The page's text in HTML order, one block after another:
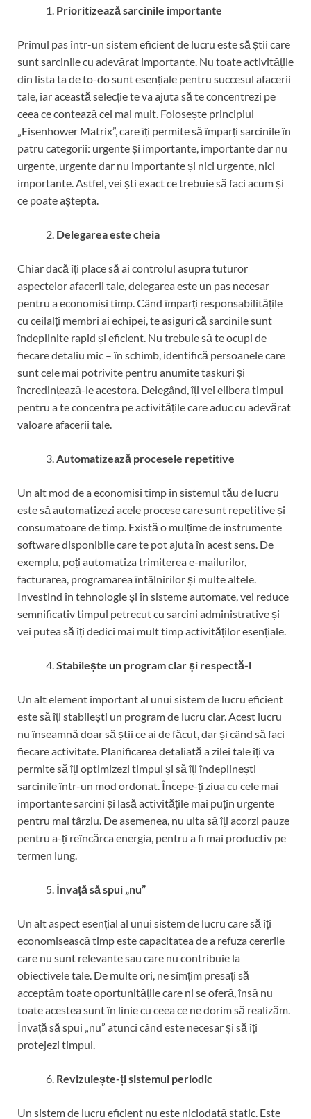
Prioritizează sarcinile importante
Primul pas într-un sistem eficient de lucru este să știi care
sunt sarcinile cu adevărat importante. Nu toate activitățile
din lista ta de to-do sunt esențiale pentru succesul afacerii
tale, iar această selecție te va ajuta să te concentrezi pe
ceea ce contează cel mai mult. Folosește principiul
„Eisenhower Matrix”, care îți permite să împarți sarcinile în
patru categorii: urgente și importante, importante dar nu
urgente, urgente dar nu importante și nici urgente, nici
importante. Astfel, vei ști exact ce trebuie să faci acum și
ce poate aștepta.
Delegarea este cheia
Chiar dacă îți place să ai controlul asupra tuturor
aspectelor afacerii tale, delegarea este un pas necesar
pentru a economisi timp. Când împarți responsabilitățile
cu ceilalți membri ai echipei, te asiguri că sarcinile sunt
îndeplinite rapid și eficient. Nu trebuie să te ocupi de
fiecare detaliu mic – în schimb, identifică persoanele care
sunt cele mai potrivite pentru anumite taskuri și
încredințează-le acestora. Delegând, îți vei elibera timpul
pentru a te concentra pe activitățile care aduc cu adevărat
valoare afacerii tale.
Automatizează procesele repetitive
Un alt mod de a economisi timp în sistemul tău de lucru
este să automatizezi acele procese care sunt repetitive și
consumatoare de timp. Există o mulțime de instrumente
software disponibile care te pot ajuta în acest sens. De
exemplu, poți automatiza trimiterea e-mailurilor,
facturarea, programarea întâlnirilor și multe altele.
Investind în tehnologie și în sisteme automate, vei reduce
semnificativ timpul petrecut cu sarcini administrative și
vei putea să îți dedici mai mult timp activităților esențiale.
Stabilește un program clar și respectă-l
Un alt element important al unui sistem de lucru eficient
este să îți stabilești un program de lucru clar. Acest lucru
nu înseamnă doar să știi ce ai de făcut, dar și când să faci
fiecare activitate. Planificarea detaliată a zilei tale îți va
permite să îți optimizezi timpul și să îți îndeplinești
sarcinile într-un mod ordonat. Începe-ți ziua cu cele mai
importante sarcini și lasă activitățile mai puțin urgente
pentru mai târziu. De asemenea, nu uita să îți acorzi pauze
pentru a-ți reîncărca energia, pentru a fi mai productiv pe
termen lung.
Învață să spui „nu”
Un alt aspect esențial al unui sistem de lucru care să îți
economisească timp este capacitatea de a refuza cererile
care nu sunt relevante sau care nu contribuie la
obiectivele tale. De multe ori, ne simțim presați să
acceptăm toate oportunitățile care ni se oferă, însă nu
toate acestea sunt în linie cu ceea ce ne dorim să realizăm.
Învață să spui „nu” atunci când este necesar și să îți
protejezi timpul.
Revizuiește-ți sistemul periodic
Un sistem de lucru eficient nu este niciodată static. Este